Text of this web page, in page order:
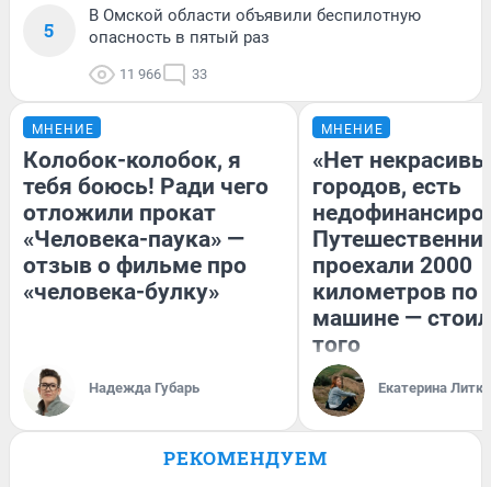
5
В Омской области объявили беспилотную
опасность в пятый раз
11 966 33
МНЕНИЕ
Колобок-колобок, я
тебя боюсь! Ради чего
отложили прокат
«Человека-паука» —
отзыв о фильме про
«человека-булку»
Надежда Губарь
МНЕНИЕ
«Нет
городов, есть
проехали 2000
километров по
машине —
того
Екатерина
РЕКОМЕНДУЕМ